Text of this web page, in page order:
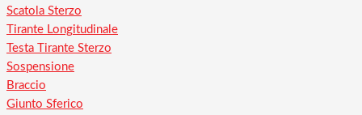
Scatola Sterzo
Tirante Longitudinale
Testa Tirante Sterzo
Sospensione
Braccio
Giunto Sferico